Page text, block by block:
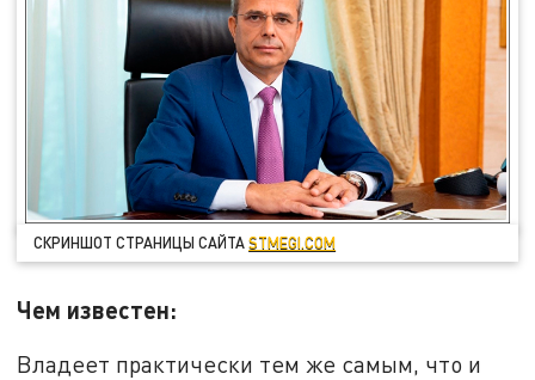
СКРИНШОТ СТРАНИЦЫ САЙТАSTMEGI.COM
Чем известен:
Владеет практически тем же самым, что и